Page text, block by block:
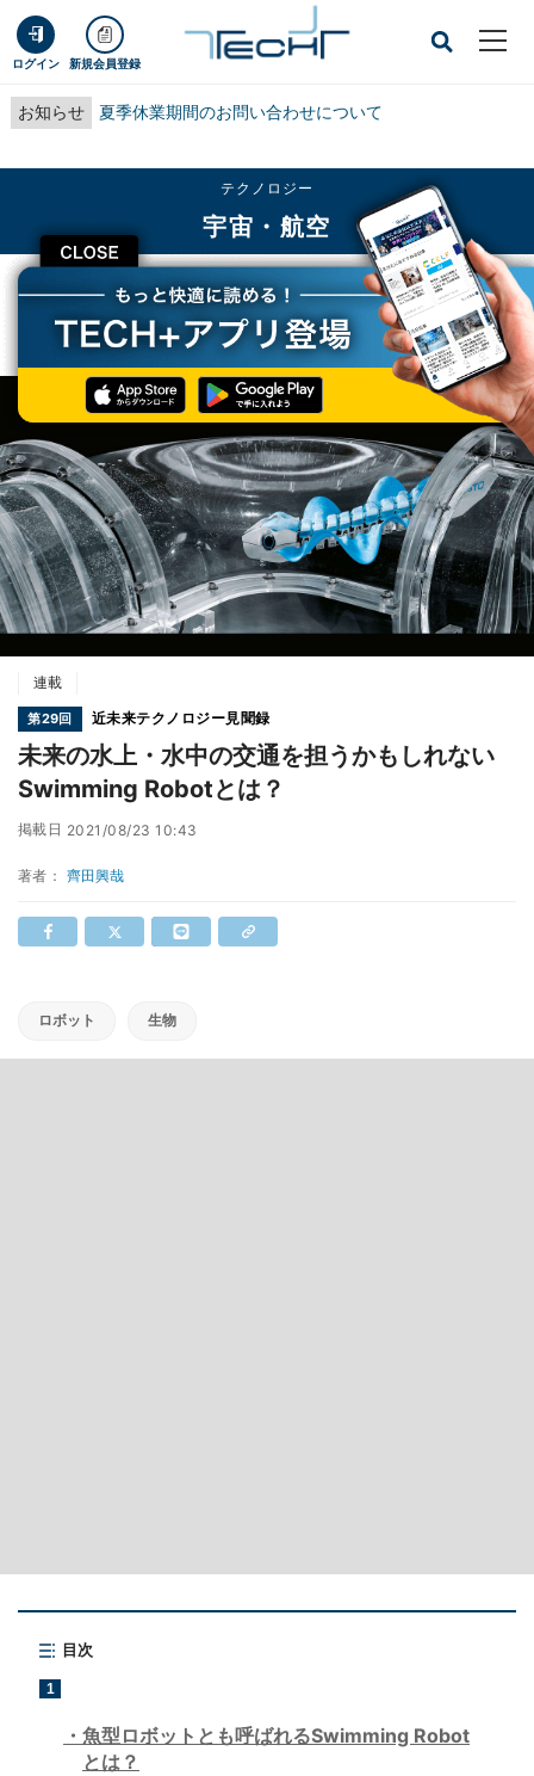
ログイン 新規会員登録
お知らせ 夏季休業期間のお問い合わせについて
CLOSE
テクノロジー
宇宙・航空
TECH+ テクノロジー
宇宙・航空
未来の水上・水中の交通を担うかもしれないSwimming Robotとは？
連載
第29回 近未来テクノロジー見聞録
未来の水上・水中の交通を担うかもしれない
Swimming Robotとは？
掲載日 2021/08/23 10:43
著者： 齊田興哉
ロボット 生物
目次
1
魚型ロボットとも呼ばれるSwimming Robot
とは？